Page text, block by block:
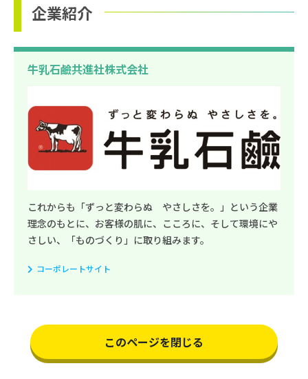
企業紹介
牛乳石鹼共進社株式会社
これからも「ずっと変わらぬ やさしさを。」という企業
理念のもとに、お客様の肌に、こころに、そして環境にや
さしい、「ものづくり」に取り組みます。
コーポレートサイト
このページを閉じる